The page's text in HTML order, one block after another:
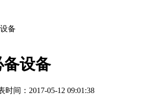
备
设备
时间：2017-05-12 09:01:38